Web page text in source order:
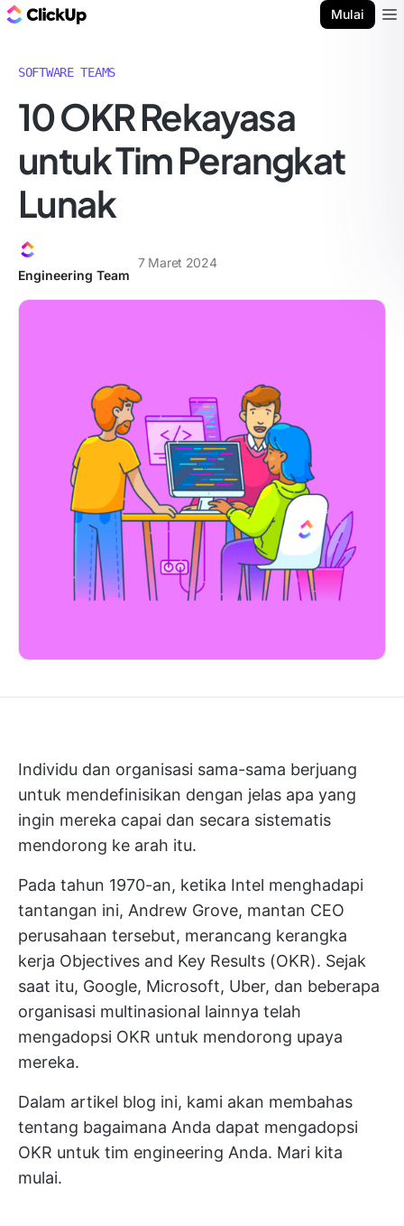
Mulai
SOFTWARE TEAMS
10 OKR Rekayasa
untuk Tim Perangkat
Lunak
Engineering Team
7 Maret 2024
Individu dan organisasi sama-sama berjuang
untuk mendefinisikan dengan jelas apa yang
ingin mereka capai dan secara sistematis
mendorong ke arah itu.
Pada tahun 1970-an, ketika Intel menghadapi
tantangan ini, Andrew Grove, mantan CEO
perusahaan tersebut, merancang kerangka
kerja Objectives and Key Results (OKR). Sejak
saat itu, Google, Microsoft, Uber, dan beberapa
organisasi multinasional lainnya telah
mengadopsi OKR untuk mendorong upaya
mereka.
Dalam artikel blog ini, kami akan membahas
tentang bagaimana Anda dapat mengadopsi
OKR untuk tim engineering Anda. Mari kita
mulai.